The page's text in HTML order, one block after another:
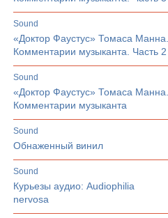
sound
«Доктор Фаустус» Томаса Манна.
Комментарии музыканта. Часть 2
sound
«Доктор Фаустус» Томаса Манна.
Комментарии музыканта
sound
Обнаженный винил
sound
Курьезы аудио: Audiophilia
nervosa